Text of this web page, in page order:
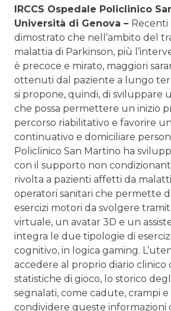
IRCCS Ospedale Policlinico
Università di Genova – Recenti
dimostrato che nell’ambito del
malattia di Parkinson, più
è precoce e mirato, maggiori
ottenuti dal paziente a lungo
si propone, quindi, di sviluppare
che possa permettere un inizio
percorso riabilitativo e favorire
continuativo e domiciliare
Policlinico San Martino ha
con il supporto non
rivolta a pazienti affetti da
operatori sanitari che permette
esercizi motori da svolgere
virtuale, un avatar 3D e un
integra le due tipologie di
cognitivo, in logica gaming.
accedere al proprio diario
statistiche di gioco, lo storico
segnalati, come cadute, crampi
condividere queste informazioni